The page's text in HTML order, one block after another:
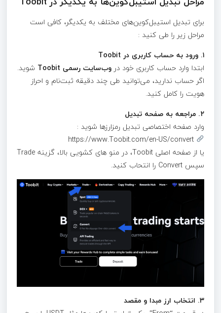
برای تبدیل استیبل‌کوین‌های مختلف به یکدیگر، کافی است
مراحل زیر را طی کنید :
۱. ورود به حساب کاربری در Toobit
ابتدا وارد حساب کاربری خود در وب‌سایت رسمی Toobit
شوید.
اگر حساب ندارید، می‌توانید طی چند دقیقه ثبت‌نام و احراز
هویت را کامل کنید.
۲. مراجعه به صفحه تبدیل
وارد صفحه اختصاصی تبدیل رمزارزها شوید :
https://www.Toobit.com/en-US/convert
یا از صفحه اصلی Toobit، در منو های کشویی بالا، گزینه Trade
سپس Convert را انتحاب کنید.
۳. انتخاب ارز مبدا و مقصد